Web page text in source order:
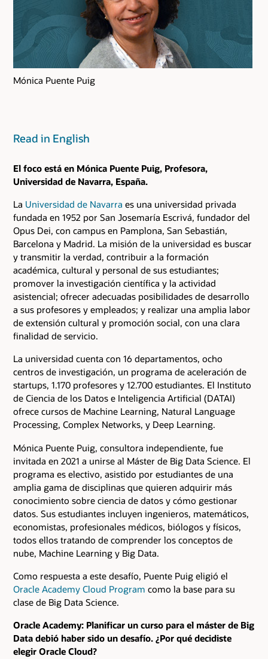
Mónica Puente Puig
Read in English
El foco está en Mónica Puente Puig, Profesora,
Universidad de Navarra, España.
La Universidad de Navarra es una universidad privada
fundada en 1952 por San Josemaría Escrivá, fundador del
Opus Dei, con campus en Pamplona, San Sebastián,
Barcelona y Madrid. La misión de la universidad es buscar
y transmitir la verdad, contribuir a la formación
académica, cultural y personal de sus estudiantes;
promover la investigación científica y la actividad
asistencial; ofrecer adecuadas posibilidades de desarrollo
a sus profesores y empleados; y realizar una amplia labor
de extensión cultural y promoción social, con una clara
finalidad de servicio.
La universidad cuenta con 16 departamentos, ocho
centros de investigación, un programa de aceleración de
startups, 1.170 profesores y 12.700 estudiantes. El Instituto
de Ciencia de los Datos e Inteligencia Artificial (DATAI)
ofrece cursos de Machine Learning, Natural Language
Processing, Complex Networks, y Deep Learning.
Mónica Puente Puig, consultora independiente, fue
invitada en 2021 a unirse al Máster de Big Data Science. El
programa es electivo, asistido por estudiantes de una
amplia gama de disciplinas que quieren adquirir más
conocimiento sobre ciencia de datos y cómo gestionar
datos. Sus estudiantes incluyen ingenieros, matemáticos,
economistas, profesionales médicos, biólogos y físicos,
todos ellos tratando de comprender los conceptos de
nube, Machine Learning y Big Data.
Como respuesta a este desafío, Puente Puig eligió el
Oracle Academy Cloud Program como la base para su
clase de Big Data Science.
Oracle Academy: Planificar un curso para el máster de Big
Data debió haber sido un desafío. ¿Por qué decidiste
elegir Oracle Cloud?